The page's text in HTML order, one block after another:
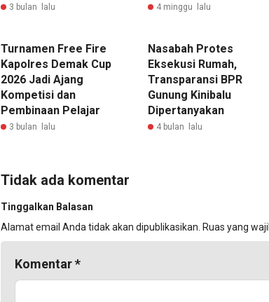
3 bulan lalu 4 minggu lalu
Turnamen Free Fire
Kapolres Demak Cup
2026 Jadi Ajang
Kompetisi dan
Pembinaan Pelajar
3 bulan lalu
Nasabah Protes
Eksekusi Rumah,
Transparansi BPR
Gunung Kinibalu
Dipertanyakan
4 bulan lalu
Tidak ada komentar
Tinggalkan Balasan
Alamat email Anda tidak akan dipublikasikan. Ruas yang
Komentar*